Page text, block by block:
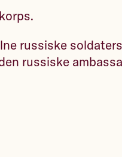
russiske
russiske